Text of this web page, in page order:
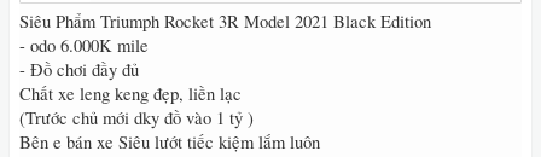
Siêu Phẩm Triumph Rocket 3R Model 2021 Black Edition
- odo 6.000K mile
- Đồ chơi đầy đủ
Chất xe leng keng đẹp, liền lạc
(Trước chủ mới dky đồ vào 1 tỷ )
Bên e bán xe Siêu lướt tiếc kiệm lắm luôn